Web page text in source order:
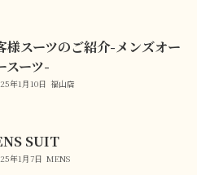
様スーツのご紹介-メンズオー
スーツ-
年1月10日 福山店
SUIT
年1月7日 MENS